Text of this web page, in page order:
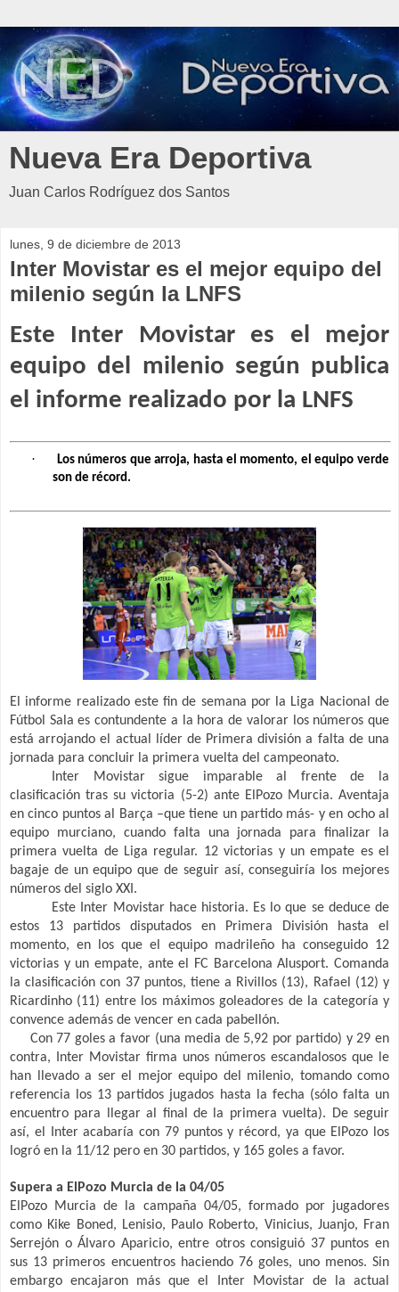
Nueva Era Deportiva
Juan Carlos Rodríguez dos Santos
lunes, 9 de diciembre de 2013
Inter Movistar es el mejor equipo del
milenio según la LNFS
Este Inter Movistar es el mejor
equipo del milenio según publica
el informe realizado por la LNFS
·
Los números que arroja, hasta el momento, el equipo verde
son de récord.
El informe realizado este fin de semana por la Liga Nacional de
Fútbol Sala es contundente a la hora de valorar los números que
está arrojando el actual líder de Primera división a falta de una
jornada para concluir la primera vuelta del campeonato.
Inter Movistar sigue imparable al frente de la
clasificación tras su victoria (5-2) ante ElPozo Murcia. Aventaja
en cinco puntos al Barça –que tiene un partido más- y en ocho al
equipo murciano, cuando falta una jornada para finalizar la
primera vuelta de Liga regular. 12 victorias y un empate es el
bagaje de un equipo que de seguir así, conseguiría los mejores
números del siglo XXI.
Este Inter Movistar hace historia. Es lo que se deduce de
estos 13 partidos disputados en Primera División hasta el
momento, en los que el equipo madrileño ha conseguido 12
victorias y un empate, ante el FC Barcelona Alusport. Comanda
la clasificación con 37 puntos, tiene a Rivillos (13), Rafael (12) y
Ricardinho (11) entre los máximos goleadores de la categoría y
convence además de vencer en cada pabellón.
Con 77 goles a favor (una media de 5,92 por partido) y 29 en
contra, Inter Movistar firma unos números escandalosos que le
han llevado a ser el mejor equipo del milenio, tomando como
referencia los 13 partidos jugados hasta la fecha (sólo falta un
encuentro para llegar al final de la primera vuelta). De seguir
así, el Inter acabaría con 79 puntos y récord, ya que ElPozo los
logró en la 11/12 pero en 30 partidos, y 165 goles a favor.
Supera a ElPozo Murcia de la 04/05
ElPozo Murcia de la campaña 04/05, formado por jugadores
como Kike Boned, Lenisio, Paulo Roberto, Vinicius, Juanjo, Fran
Serrejón o Álvaro Aparicio, entre otros consiguió 37 puntos en
sus 13 primeros encuentros haciendo 76 goles, uno menos. Sin
embargo encajaron más que el Inter Movistar de la actual